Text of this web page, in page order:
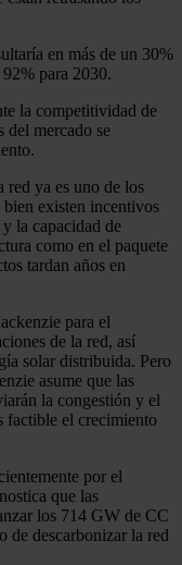
en más de un 30%
para 2030.
la competitividad de
del mercado se
ya es uno de los
existen incentivos
la capacidad de
como en el paquete
tardan años en
para el
de la red, así
solar distribuida. Pero
asume que las
la congestión y el
factible el crecimiento
por el
que las
los 714 GW de CC
de descarbonizar la red